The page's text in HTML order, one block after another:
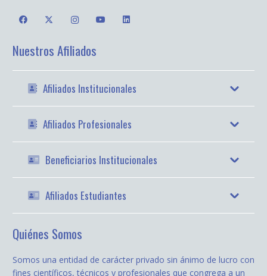
Nuestros Afiliados
Afiliados Institucionales
Afiliados Profesionales
Beneficiarios Institucionales
Afiliados Estudiantes
Quiénes Somos
Somos una entidad de carácter privado sin ánimo de lucro con
fines científicos, técnicos y profesionales que congrega a un